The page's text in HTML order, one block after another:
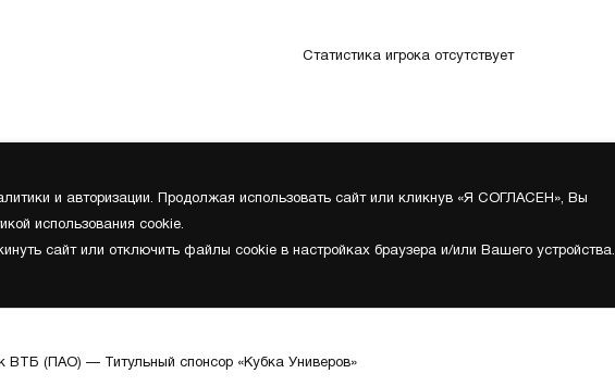
Статистика игрока отсутствует
и авторизации. Продолжая использовать сайт или кликнув «Я СОГЛАСЕН», Вы
использования cookie.
сайт или отключить файлы cookie в настройках браузера и/или Вашего устройства.